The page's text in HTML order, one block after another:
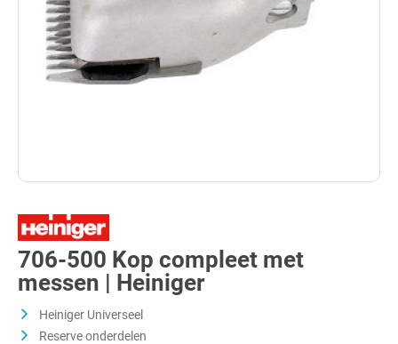
706-500 Kop compleet met
messen | Heiniger
Heiniger Universeel
Reserve onderdelen